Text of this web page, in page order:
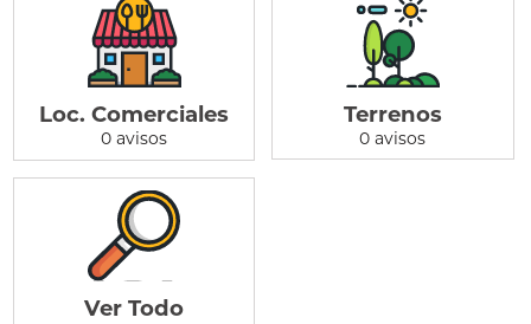
Loc. Comerciales
0 avisos
Terrenos
0 avisos
Ver Todo